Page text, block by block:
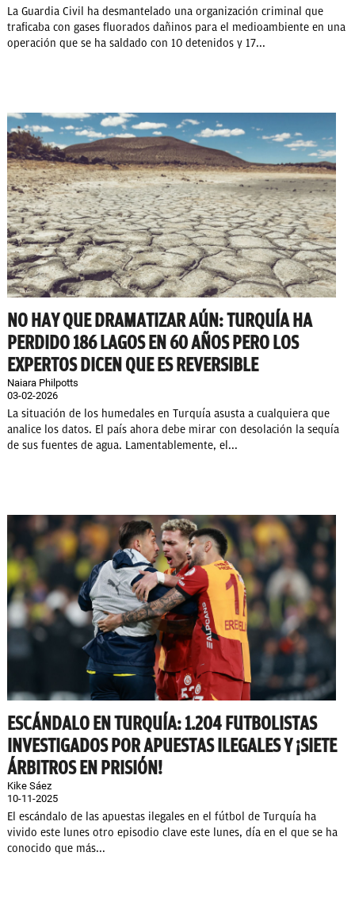
La Guardia Civil ha desmantelado una organización criminal que
traficaba con gases fluorados dañinos para el medioambiente en una
operación que se ha saldado con 10 detenidos y 17...
NO HAY QUE DRAMATIZAR AÚN: TURQUÍA HA
PERDIDO 186 LAGOS EN 60 AÑOS PERO LOS
EXPERTOS DICEN QUE ES REVERSIBLE
Naiara Philpotts
03-02-2026
La situación de los humedales en Turquía asusta a cualquiera que
analice los datos. El país ahora debe mirar con desolación la sequía
de sus fuentes de agua. Lamentablemente, el...
ESCÁNDALO EN TURQUÍA: 1.204 FUTBOLISTAS
INVESTIGADOS POR APUESTAS ILEGALES Y ¡SIETE
ÁRBITROS EN PRISIÓN!
Kike Sáez
10-11-2025
El escándalo de las apuestas ilegales en el fútbol de Turquía ha
vivido este lunes otro episodio clave este lunes, día en el que se ha
conocido que más...